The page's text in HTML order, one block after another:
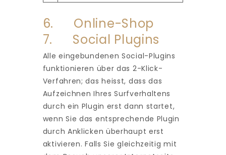
6. Online-Shop
7. Social Plugins
Alle eingebundenen Social-Plugins
funktionieren über das 2-Klick-
Verfahren; das heisst, dass das
Aufzeichnen Ihres Surfverhaltens
durch ein Plugin erst dann startet,
wenn Sie das entsprechende Plugin
durch Anklicken überhaupt erst
aktivieren. Falls Sie gleichzeitig mit